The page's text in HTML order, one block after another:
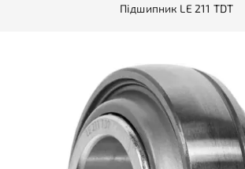
Підшипник LE 211 TDT